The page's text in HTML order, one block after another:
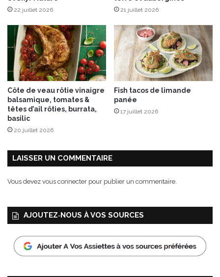
22 juillet 2026 21 juillet 2026
Côte de veau rôtie vinaigre
balsamique, tomates &
têtes d’ail rôties, burrata,
basilic
20 juillet 2026
Fish tacos de limande
panée
17 juillet 2026
LAISSER UN COMMENTAIRE
Vous devez vous connecter pour publier un commentaire.
AJOUTEZ‑NOUS À VOS SOURCES